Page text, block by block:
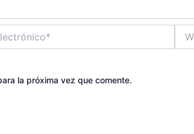
la próxima vez que comente.